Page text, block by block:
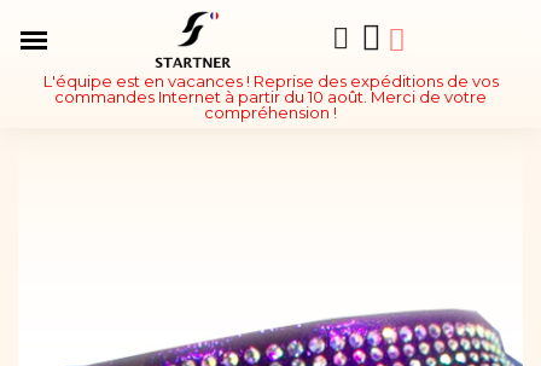
L'équipe est en vacances ! Reprise des expéditions de vos
commandes Internet à partir du 10 août. Merci de votre
compréhension !